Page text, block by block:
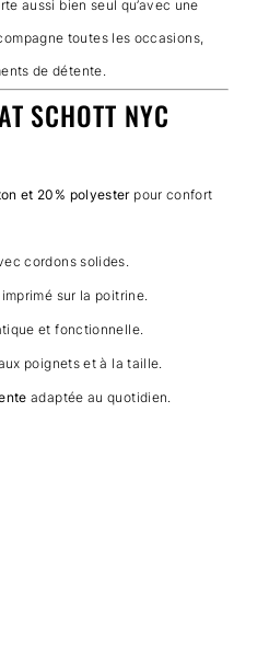
aussi bien seul qu’avec une
toutes les occasions,
de détente.
SCHOTT NYC
et 20% polyesterpour confort
cordons solides.
imprimé sur la poitrine.
et fonctionnelle.
poignets et à la taille.
adaptée au quotidien.